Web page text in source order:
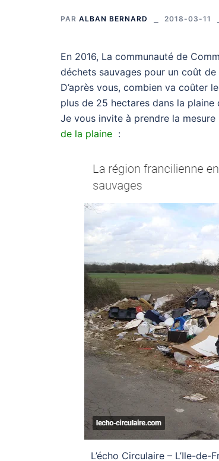
PAR ALBAN BERNARD 2018-03-11
En 2016, La communauté de
déchets sauvages pour un coût
D’après vous, combien va coûter
plus de 25 hectares dans la plaine
Je vous invite à prendre la
de la plaine :
L’écho Circulaire – L’Ile-